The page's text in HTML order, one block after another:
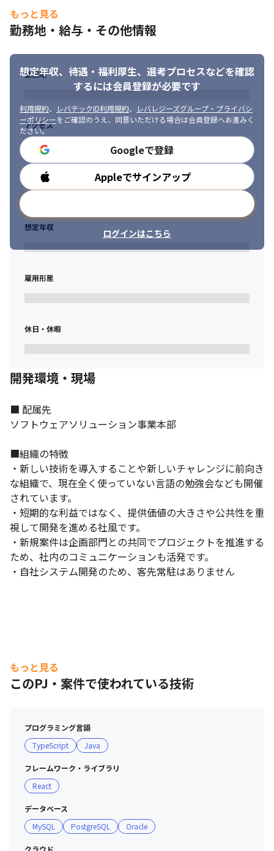
が決まっているケースが多いため、リリース後に活用が約束されて
いる
・ユーザーとの距離感が近いため、ユーザーの声を反映したプロ
・プロダクト開発/展開における全てのフェーズをリードできるた
め事業を創る肌触り感を得ることができる
・平均残業時間は7時間であり、生産性を意識した環境のため仕事
・社員育成に対して積極的に投資しており、成長機会が用意され
ている
▍お任せするシステム例
・公共向け新規システム（DX中心）
┗各種申請のペーパレス化システムなど
・ヘルスケア関連システム（健診予約システム等）　他
・上記の他にも、中長期的に健康関連のアプリケーションの開発
も検討しています。
※新規事業で詳しく記載ができないため、詳しくは面談でお話し
下記のプロジェクトをお任せすることはありませんが、一例とし
てご紹介いたします。
詳しくは弊社HPにも掲載しておりますのでぜひご覧ください。
■保証委託申込業務のDX「保証委託申込サービス」
■対面遠隔デジタル窓口
▍開発環境（一例）
（フロント）TypeScript・React
（バック）Java・Quarkus
■DB
■インフラ
AWS
■コード管理ツール
Git・GitHub
■プロジェクト管理ツール
独自ツール（社内開発）
▍開発の進め方（イメージ）
・内製
・アジャイル開発
前職ではBuddycom（次世代トランシーバー・インカムアプリ）
を立ち上げ、シェアNo.1（※）までグロースさせた実績を持ち合
態と展望2023年度版」音声（映像）コミュニケーションツール出
荷社数（ノンデスクワーカー向け）
（変更の範囲）
会社の定める業務
もっと見る
勤務地・給与・その他情報
想定年収、待遇・福利厚生、 選考プロセスなどを確認
するには会員登録が必要です
利用規約、 レバテックID利用規約、
レバレジーズグループ・プライバシ
ーポリシーをご確認のうえ、同意いただける場合は会員登録へお進みく
ださい。
Googleで登録
Appleでサインアップ
ログインはこちら
勤務地
アクセス
勤務時間
想定年収
雇用形態
休日・休暇
開発環境・現場
■ 配属先
ソフトウェアソリューション事業本部
■組織の特徴
・新しい技術を導入することや新しいチャレンジに前向き
な組織で、現在全く使っていない言語の勉強会なども開催
されています。
・短期的な利益ではなく、提供価値の大きさや公共性を重
視して開発を進める社風です。
・新規案件は企画部門との共同でプロジェクトを推進する
ため、社内のコミュニケーションも活発です。
・自社システム開発のため、客先常駐はありません
もっと見る
このPJ・案件で使われている技術
プログラミング言語
TypeScript
Java
フレームワーク・ライブラリ
React
データベース
MySQL
PostgreSQL Oracle
クラウド